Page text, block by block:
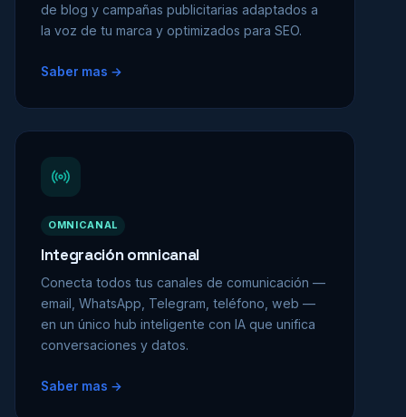
de blog y campañas publicitarias adaptados a
la voz de tu marca y optimizados para SEO.
Saber mas →
OMNICANAL
Integración omnicanal
Conecta todos tus canales de comunicación —
email, WhatsApp, Telegram, teléfono, web —
en un único hub inteligente con IA que unifica
conversaciones y datos.
Saber mas →